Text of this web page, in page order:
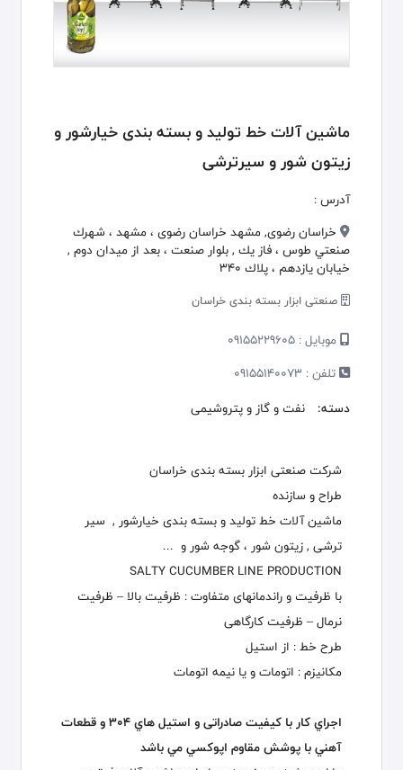
ماشین آلات خط تولید و بسته بندی خیارشور و
زیتون شور و سیرترشی
آدرس :
خراسان رضوی, مشهد خراسان رضوی ، مشهد ، شهرك
صنعتي طوس ، فاز يك , بلوار صنعت ، بعد از ميدان دوم ,
خيابان يازدهم ، پلاك 340
صنعتی ابزار بسته بندی خراسان
موبایل : 09155229605
تلفن : 09155140073
دسته:
نفت و گاز و پتروشیمی
شرکت صنعتی ابزار بسته بندی خراسان
طراح و سازنده
ماشین آلات خط تولید و بسته بندی خیارشور , سیر
ترشی , زیتون شور ، گوجه شور و ...
SALTY CUCUMBER LINE PRODUCTION
با ظرفیت و راندمانهای متفاوت : ظرفیت بالا – ظرفیت
نرمال – ظرفیت کارگاهی
طرح خط : از استیل
مکانیزم : اتومات و یا نیمه اتومات
اجراي كار با كيفيت صادراتی و استيل هاي 304 و قطعات
آهني با پوشش مقاوم اپوكسي مي باشد